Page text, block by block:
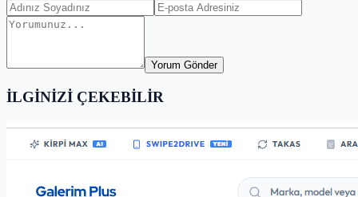
Yorum Gönder
İLGİNİZİ ÇEKEBİLİR